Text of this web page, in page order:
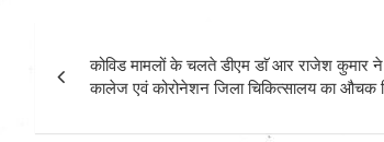
Post
navigation
कोविड मामलों के चलते डीएम डाॅ आर राजेश कुमार
कालेज एवं कोरोनेशन जिला चिकित्सालय का औचक